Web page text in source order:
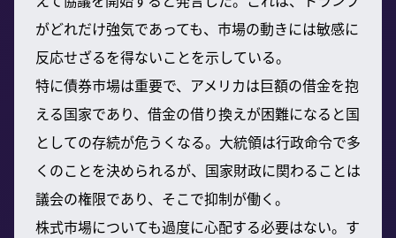
がどれだけ強気であっても、市場の動きには敏感に
反応せざるを得ないことを示している。
特に債券市場は重要で、アメリカは巨額の借金を抱
える国家であり、借金の借り換えが困難になると国
としての存続が危うくなる。大統領は行政命令で多
くのことを決められるが、国家財政に関わることは
議会の権限であり、そこで抑制が働く。
株式市場についても過度に心配する必要はない。す